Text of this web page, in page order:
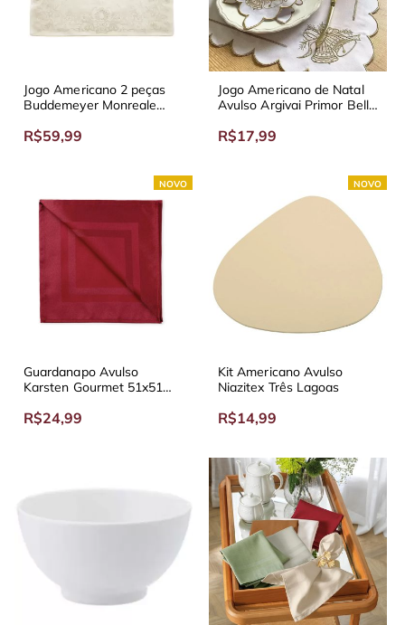
Jogo Americano 2 peças
Buddemeyer Monreale
R$59,99
Jogo Americano de Natal
Avulso Argivai Primor Bells
R$17,99
NOVO
Guardanapo Avulso
Karsten Gourmet 51x51
R$24,99
NOVO
Kit Americano Avulso
Niazitex Três Lagoas
R$14,99